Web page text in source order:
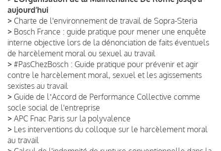
aujourd’hui
> Charte de l'environnement de travail de Sopra-Steria
> Bosch France : guide pratique pour mener une enquête
interne objective lors de la dénonciation de faits éventuels
de harcèlement moral ou sexuel au travail
> #PasChezBosch : Guide pratique pour prévenir et agir
contre le harcèlement moral, sexuel et les agissements
sexistes au travail
> Guide de lʼAccord de Performance Collective comme
socle social de l'entreprise
> APC Fnac Paris sur la polyvalence
> Les interventions du colloque sur le harcèlement moral
au travail